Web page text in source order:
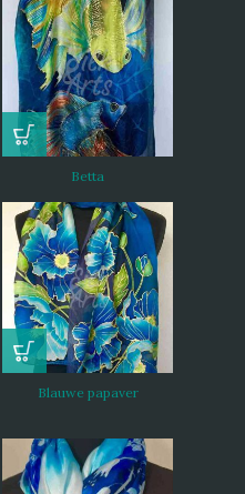
Betta
Blauwe papaver